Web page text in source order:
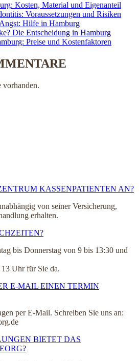
Kosten, Material und Eigenanteil
Voraussetzungen und Risiken
Hilfe in Hamburg
Die Entscheidung in Hamburg
Preise und Kostenfaktoren
vorhanden.
KASSENPATIENTEN AN?
von seiner Versicherung,
erhalten.
bis Donnerstag von 9 bis 13:30 und
Uhr für Sie da.
E-MAIL EINEN TERMIN
per E-Mail. Schreiben Sie uns an:
BIETET DAS